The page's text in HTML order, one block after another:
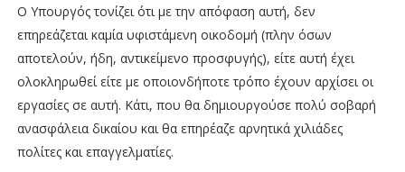
Ο Υπουργός τονίζει ότι με την απόφαση αυτή, δεν
επηρεάζεται καμία υφιστάμενη οικοδομή (πλην όσων
αποτελούν, ήδη, αντικείμενο προσφυγής), είτε αυτή έχει
ολοκληρωθεί είτε με οποιονδήποτε τρόπο έχουν αρχίσει οι
εργασίες σε αυτή. Κάτι, που θα δημιουργούσε πολύ σοβαρή
ανασφάλεια δικαίου και θα επηρέαζε αρνητικά χιλιάδες
πολίτες και επαγγελματίες.